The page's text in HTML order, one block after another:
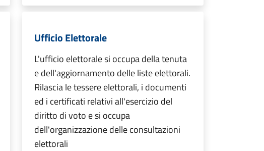
Ufficio Elettorale
L'ufficio elettorale si occupa della tenuta
e dell'aggiornamento delle liste elettorali.
Rilascia le tessere elettorali, i documenti
ed i certificati relativi all'esercizio del
diritto di voto e si occupa
dell'organizzazione delle consultazioni
elettorali